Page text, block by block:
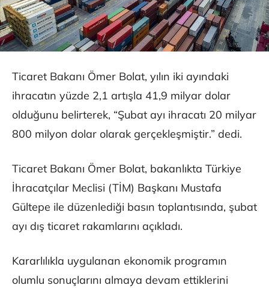
Ticaret Bakanı Ömer Bolat, yılın iki ayındaki
ihracatın yüzde 2,1 artışla 41,9 milyar dolar
olduğunu belirterek, “Şubat ayı ihracatı 20 milyar
800 milyon dolar olarak gerçekleşmiştir.” dedi.
Ticaret Bakanı Ömer Bolat, bakanlıkta Türkiye
İhracatçılar Meclisi (TİM) Başkanı Mustafa
Gültepe ile düzenlediği basın toplantısında, şubat
ayı dış ticaret rakamlarını açıkladı.
Kararlılıkla uygulanan ekonomik programın
olumlu sonuçlarını almaya devam ettiklerini